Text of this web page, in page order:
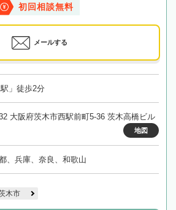
初回相談無料
メールする
」徒歩2分
大阪府茨木市西駅前町5-36 茨木高橋ビル
地図
、兵庫、奈良、和歌山
木市